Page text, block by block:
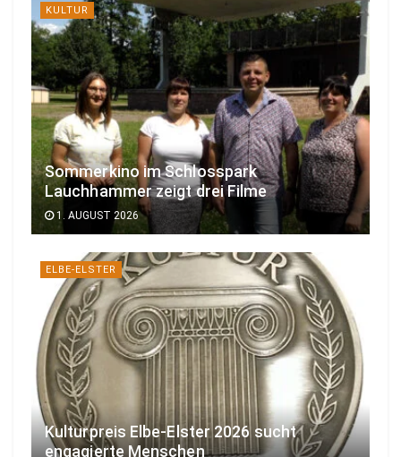
KULTUR
Sommerkino im Schlosspark
Lauchhammer zeigt drei Filme
1. AUGUST 2026
ELBE-ELSTER
Kulturpreis Elbe-Elster 2026 sucht
engagierte Menschen